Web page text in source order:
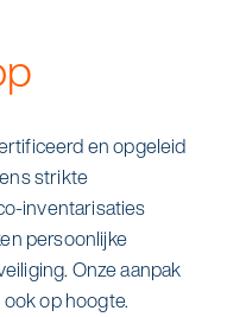
en opgeleid
strikte
inventarisaties
persoonlijke
Onze aanpak
op hoogte.